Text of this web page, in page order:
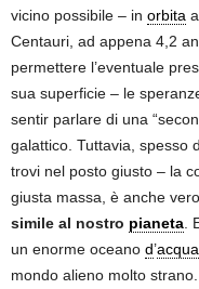
vicino possibile – in orbita
Centauri, ad appena 4,2
permettere l’eventuale
sua superficie – le
sentir parlare di una
galattico. Tuttavia, spesso
trovi nel posto giusto – la
giusta massa, è anche
simile al nostro pianeta
un enorme oceano d’acqua
mondo alieno molto strano.